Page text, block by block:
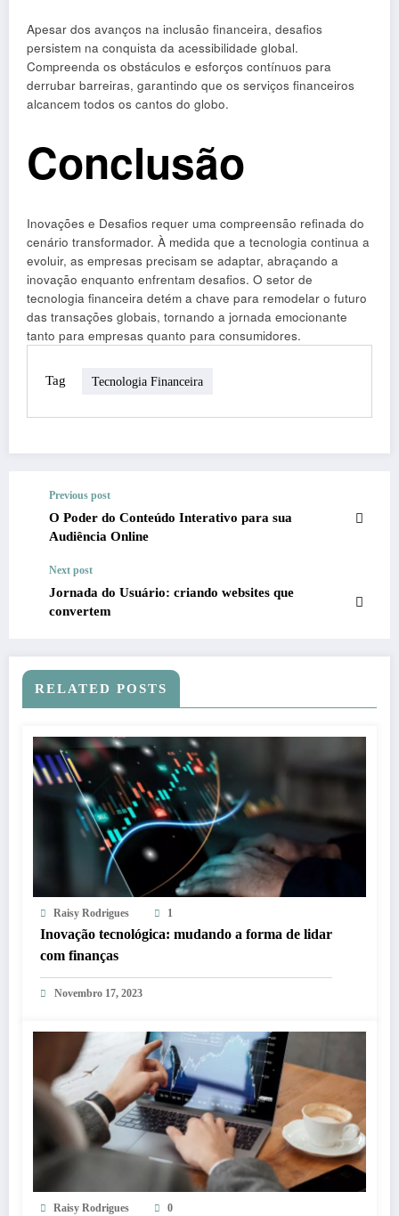
Apesar dos avanços na inclusão financeira, desafios
persistem na conquista da acessibilidade global.
Compreenda os obstáculos e esforços contínuos para
derrubar barreiras, garantindo que os serviços financeiros
alcancem todos os cantos do globo.
Conclusão
Inovações e Desafios requer uma compreensão refinada do
cenário transformador. À medida que a tecnologia continua a
evoluir, as empresas precisam se adaptar, abraçando a
inovação enquanto enfrentam desafios. O setor de
tecnologia financeira detém a chave para remodelar o futuro
das transações globais, tornando a jornada emocionante
tanto para empresas quanto para consumidores.
Tag Tecnologia Financeira
Previous post
O Poder do Conteúdo Interativo para sua
Audiência Online
Next post
Jornada do Usuário: criando websites que
convertem
RELATED POSTS
Raisy Rodrigues 1
Inovação tecnológica: mudando a forma de lidar
com finanças
Novembro 17, 2023
Raisy Rodrigues 0